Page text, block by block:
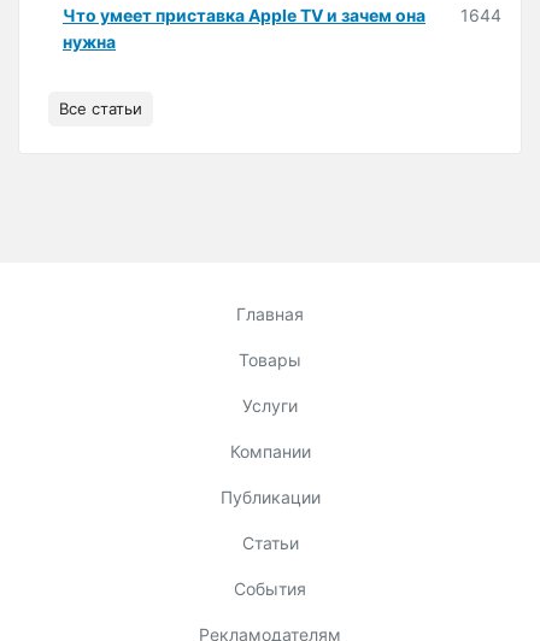
Что умеет приставка Apple TV и зачем она
нужна
1644
Все статьи
Главная
Товары
Услуги
Компании
Публикации
Статьи
События
Рекламодателям